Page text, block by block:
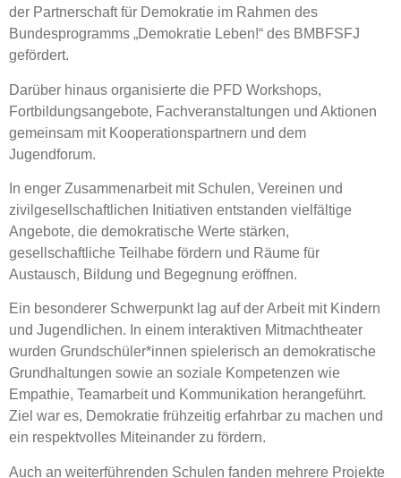
der Partnerschaft für Demokratie im Rahmen des
Bundesprogramms „Demokratie Leben!“ des BMBFSFJ
gefördert.
Darüber hinaus organisierte die PFD Workshops,
Fortbildungsangebote, Fachveranstaltungen und Aktionen
gemeinsam mit Kooperationspartnern und dem
Jugendforum.
In enger Zusammenarbeit mit Schulen, Vereinen und
zivilgesellschaftlichen Initiativen entstanden vielfältige
Angebote, die demokratische Werte stärken,
gesellschaftliche Teilhabe fördern und Räume für
Austausch, Bildung und Begegnung eröffnen.
Ein besonderer Schwerpunkt lag auf der Arbeit mit Kindern
und Jugendlichen. In einem interaktiven Mitmachtheater
wurden Grundschüler*innen spielerisch an demokratische
Grundhaltungen sowie an soziale Kompetenzen wie
Empathie, Teamarbeit und Kommunikation herangeführt.
Ziel war es, Demokratie frühzeitig erfahrbar zu machen und
ein respektvolles Miteinander zu fördern.
Auch an weiterführenden Schulen fanden mehrere Projekte